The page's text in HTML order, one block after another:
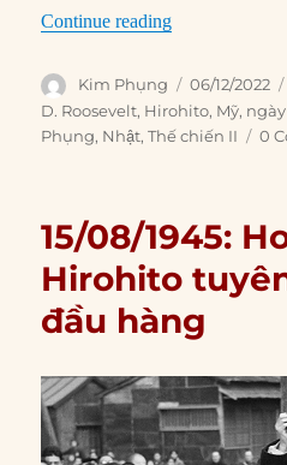
Continue reading“06/12/1941:
Author
Kim Phụng
Posted
on
06/12/2022
D. Roosevelt, Hirohito, Mỹ, ngày
Phụng, Nhật,Thế chiến II 0
15/08/1945:
Hirohito
đầu hàng